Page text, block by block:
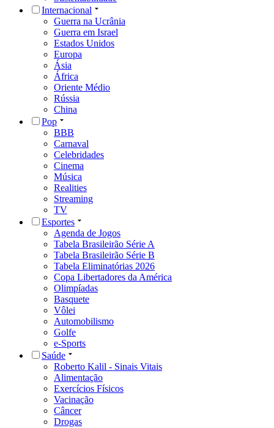
Internacional
Guerra na Ucrânia
Guerra em Israel
Estados Unidos
Europa
Ásia
África
Oriente Médio
Rússia
China
Pop
BBB
Carnaval
Celebridades
Cinema
Música
Realities
Streaming
TV
Esportes
Agenda de Jogos
Tabela Brasileirão Série A
Tabela Brasileirão Série B
Tabela Eliminatórias 2026
Copa Libertadores da América
Olimpíadas
Basquete
Vôlei
Automobilismo
Golfe
e-Sports
Saúde
Roberto Kalil - Sinais Vitais
Alimentação
Exercícios Físicos
Vacinação
Câncer
Drogas